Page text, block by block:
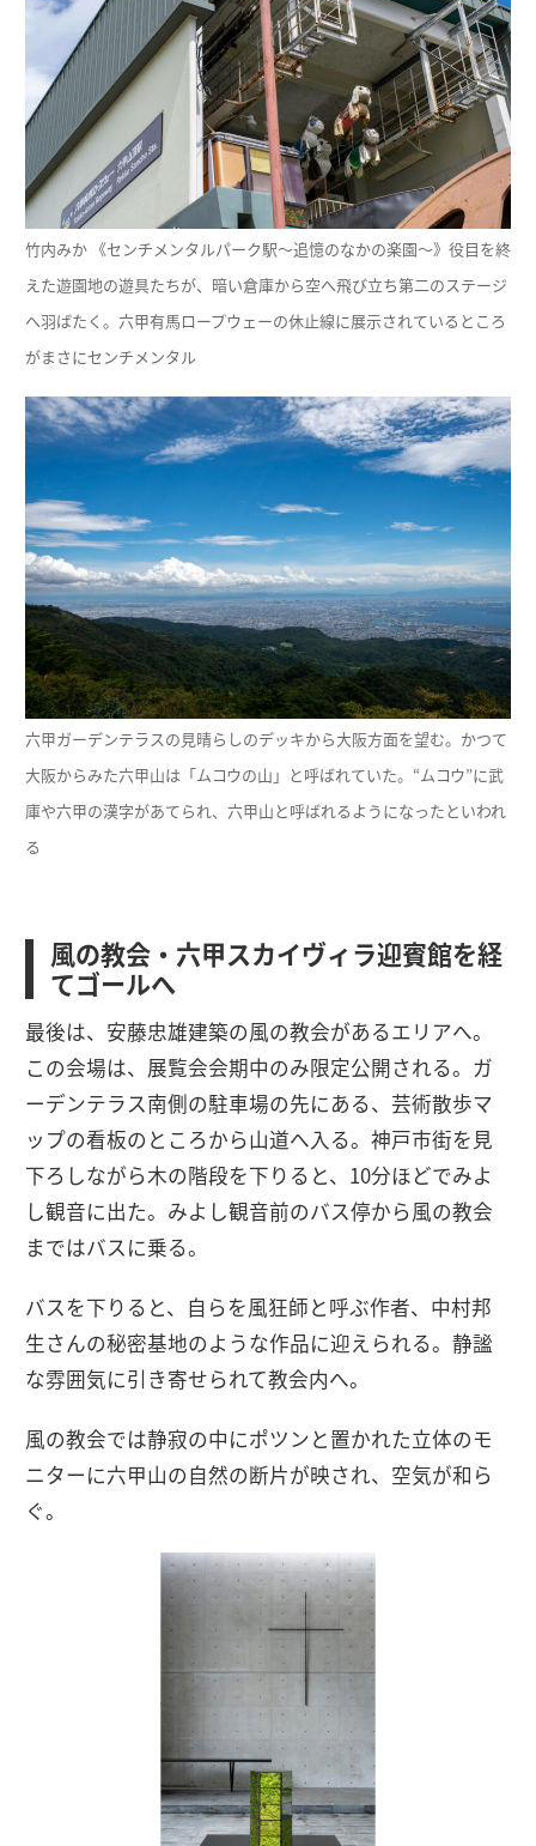
竹内みか 《センチメンタルパーク駅～追憶のなかの楽園～》役目を終
えた遊園地の遊具たちが、暗い倉庫から空へ飛び立ち第二のステージ
へ羽ばたく。六甲有馬ロープウェーの休止線に展示されているところ
がまさにセンチメンタル
六甲ガーデンテラスの見晴らしのデッキから大阪方面を望む。かつて
大阪からみた六甲山は「ムコウの山」と呼ばれていた。“ムコウ”に武
庫や六甲の漢字があてられ、六甲山と呼ばれるようになったといわれ
る
風の教会・六甲スカイヴィラ迎賓館を経
てゴールへ
最後は、安藤忠雄建築の風の教会があるエリアへ。
この会場は、展覧会会期中のみ限定公開される。ガ
ーデンテラス南側の駐車場の先にある、芸術散歩マ
ップの看板のところから山道へ入る。神戸市街を見
下ろしながら木の階段を下りると、10分ほどでみよ
し観音に出た。みよし観音前のバス停から風の教会
まではバスに乗る。
バスを下りると、自らを風狂師と呼ぶ作者、中村邦
生さんの秘密基地のような作品に迎えられる。静謐
な雰囲気に引き寄せられて教会内へ。
風の教会では静寂の中にポツンと置かれた立体のモ
ニターに六甲山の自然の断片が映され、空気が和ら
ぐ。